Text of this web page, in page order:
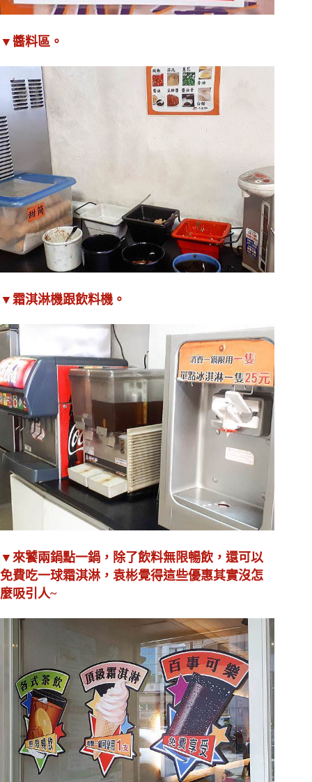
▼醬料區。
▼霜淇淋機跟飲料機。
▼來饕兩鍋點一鍋，除了飲料無限暢飲，還可以
免費吃一球霜淇淋，袁彬覺得這些優惠其實沒怎
麼吸引人~